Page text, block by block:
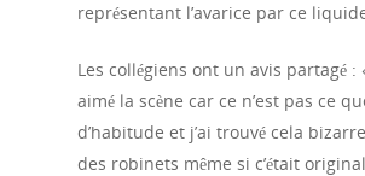
représentant l’avarice par ce
Les collégiens ont un avis partagé :
aimé la scène car ce n’est pas ce
d’habitude et j’ai trouvé cela
des robinets même si c’était original